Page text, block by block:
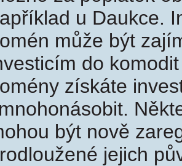
u Daukce.
může být
do
získáte
být nově
jejich